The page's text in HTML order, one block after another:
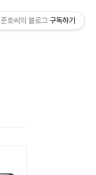
준호씨의 블로그 구독하기